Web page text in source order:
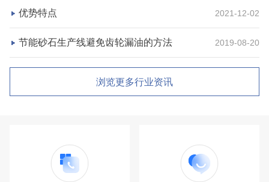
优势特点 2021-12-02
节能砂石生产线避免齿轮漏油的方法 2019-08-20
浏览更多行业资讯